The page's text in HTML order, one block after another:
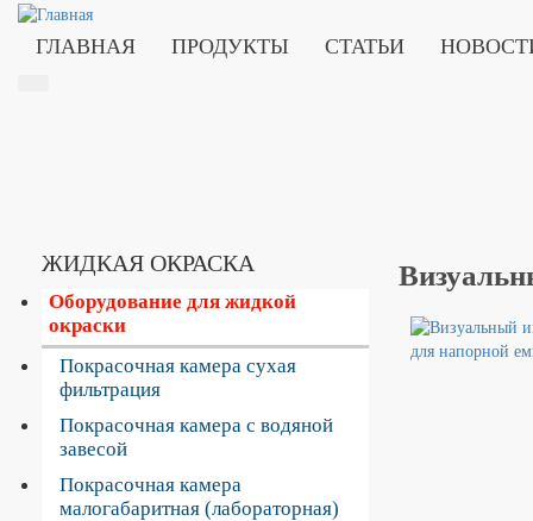
ГЛАВНАЯ ПРОДУКТЫ СТАТЬИ
ЖИДКАЯ ОКРАСКА
Оборудование для жидкой
окраски
Покрасочная камера сухая
фильтрация
Покрасочная камера с водяной
завесой
Покрасочная камера
малогабаритная (лабораторная)
т